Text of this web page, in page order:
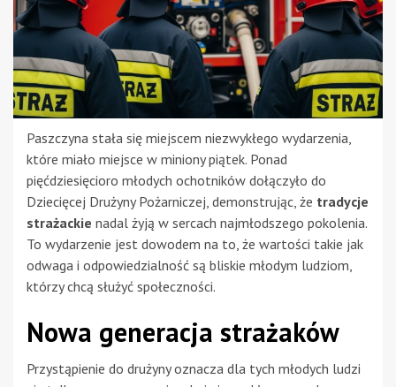
Paszczyna stała się miejscem niezwykłego wydarzenia,
które miało miejsce w miniony piątek. Ponad
pięćdziesięcioro młodych ochotników dołączyło do
Dziecięcej Drużyny Pożarniczej, demonstrując, że tradycje
strażackie nadal żyją w sercach najmłodszego pokolenia.
To wydarzenie jest dowodem na to, że wartości takie jak
odwaga i odpowiedzialność są bliskie młodym ludziom,
którzy chcą służyć społeczności.
Nowa generacja strażaków
Przystąpienie do drużyny oznacza dla tych młodych ludzi